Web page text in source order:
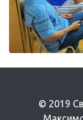
© 2019